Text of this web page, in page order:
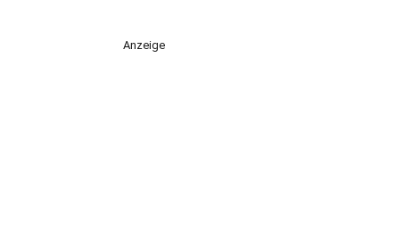
Anzeige